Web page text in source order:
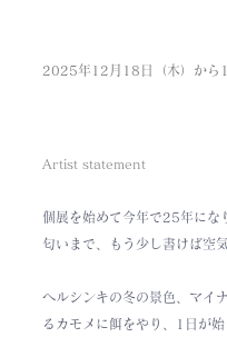
2025年12月18日（木）から
Artist statement
個展を始めて今年で25年にな
匂いまで、もう少し書けば空
ヘルシンキの冬の景色、マイ
るカモメに餌をやり、1日が